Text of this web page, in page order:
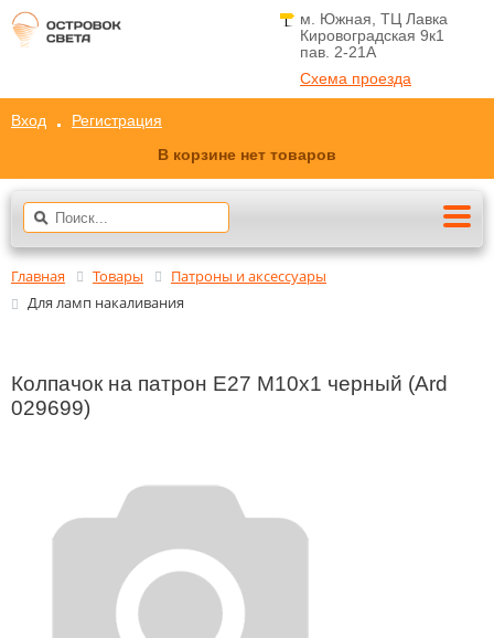
м. Южная, ТЦ Лавка
Кировоградская 9к1
пав. 2-21A
Схема проезда
Вход
Регистрация
В корзине нет товаров
Главная Товары
Патроны и аксессуары
Для ламп накаливания
Колпачок на патрон E27 М10х1 черный (Ard
029699)